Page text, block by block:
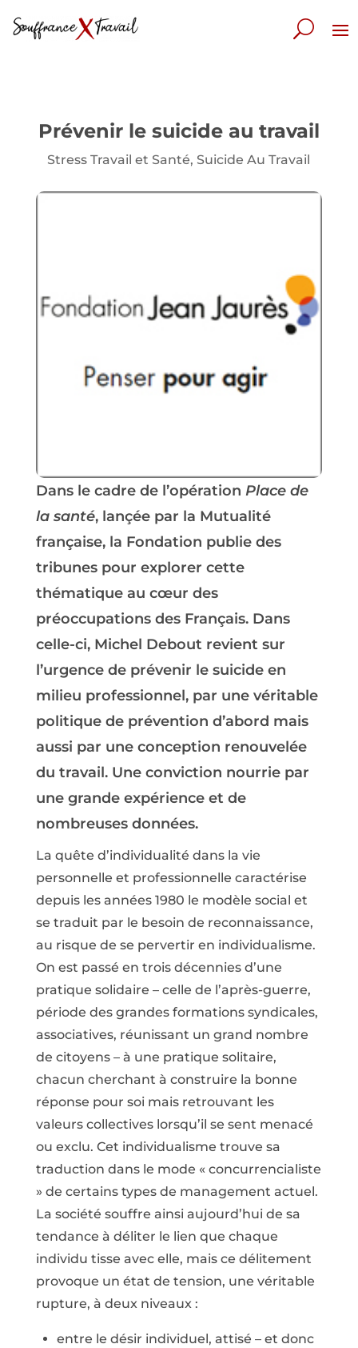
Prévenir le suicide au travail
Stress Travail et Santé,Suicide Au Travail
Dans le cadre de l’opération Place de
la santé, lançée par la Mutualité
française, la Fondation publie des
tribunes pour explorer cette
thématique au cœur des
préoccupations des Français. Dans
celle-ci, Michel Debout revient sur
l’urgence de prévenir le suicide en
milieu professionnel, par une véritable
politique de prévention d’abord mais
aussi par une conception renouvelée
du travail. Une conviction nourrie par
une grande expérience et de
nombreuses données.
La quête d’individualité dans la vie
personnelle et professionnelle caractérise
depuis les années 1980 le modèle social et
se traduit par le besoin de reconnaissance,
au risque de se pervertir en individualisme.
On est passé en trois décennies d’une
pratique solidaire – celle de l’après-guerre,
période des grandes formations syndicales,
associatives, réunissant un grand nombre
de citoyens – à une pratique solitaire,
chacun cherchant à construire la bonne
réponse pour soi mais retrouvant les
valeurs collectives lorsqu’il se sent menacé
ou exclu. Cet individualisme trouve sa
traduction dans le mode « concurrencialiste
» de certains types de management actuel.
La société souffre ainsi aujourd’hui de sa
tendance à déliter le lien que chaque
individu tisse avec elle, mais ce délitement
provoque un état de tension, une véritable
rupture, à deux niveaux :
entre le désir individuel, attisé – et donc